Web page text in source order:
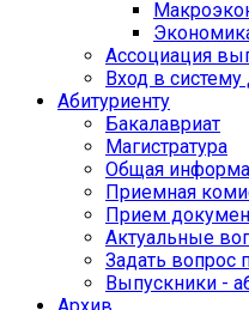
Ассоциация
Вход в систему
Абитуриенту
Бакалавриат
Магистратура
Общая
Приемная
Прием
Актуальные
Задать вопрос
Выпускники -